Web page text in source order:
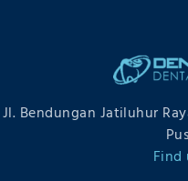
Jl. Bendungan Jatiluhur
Find